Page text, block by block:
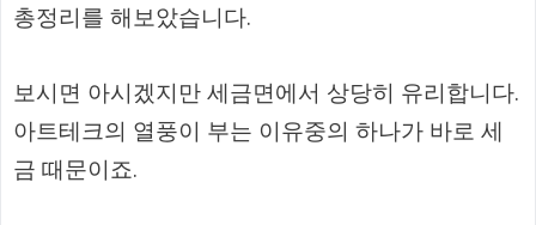
총정리를 해보았습니다.
보시면 아시겠지만 세금면에서 상당히 유리합니다.
아트테크의 열풍이 부는 이유중의 하나가 바로 세
금 때문이죠.